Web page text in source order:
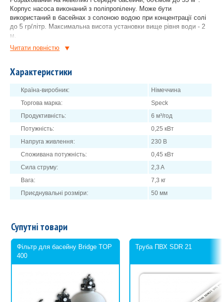
Корпус насоса виконаний з поліпропілену. Може бути
використаний в басейнах з солоною водою при концентрації солі
до 5 гр/літр. Максимальна висота установки вище рівня води - 2
м.
ступінь захисту двигуна - IP55;
Клейова ПВХ муфта діаметром 50/50 входить в комплект.
Читати повнiстю
Характеристики
Країна-виробник:
Німеччина
Торгова марка:
Speck
Продуктивність:
6 м³/год
Потужність:
0,25 кВт
Напруга живлення:
230 В
Споживана потужність:
0,45 кВт
Сила струму:
2,3 A
Вага:
7,3 кг
Приєднувальні розміри:
50 мм
Супутні товари
Фільтр для басейну Bridge TOP
400
Труба ПВХ SDR 21